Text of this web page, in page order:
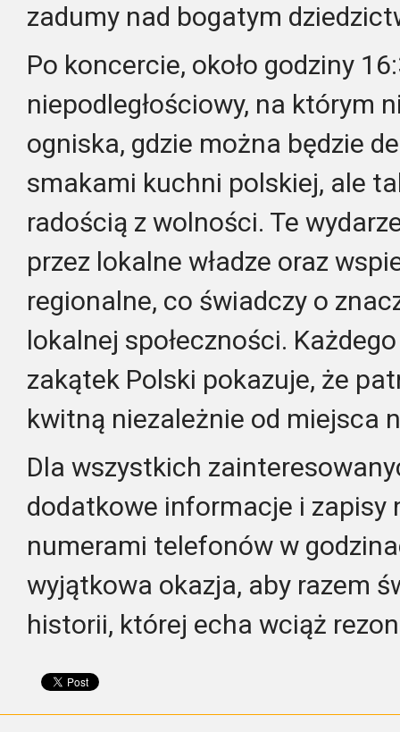
zadumy nad bogatym
Po koncercie, około godziny
niepodległościowy, na którym
ogniska, gdzie można będzie
smakami kuchni polskiej, ale
radością z wolności. Te
przez lokalne władze oraz
regionalne, co świadczy o
lokalnej społeczności.
zakątek Polski pokazuje, że
kwitną niezależnie od miejsca
Dla wszystkich
dodatkowe informacje i zapisy
numerami telefonów w
wyjątkowa okazja, aby razem
historii, której echa wciąż